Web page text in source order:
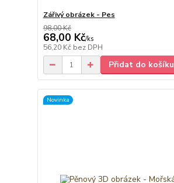
Zářivý obrázek - Pes
98,00 Kč
68,00 Kč/ks
56,20 Kč bez DPH
Přidat do košíku
Novinka